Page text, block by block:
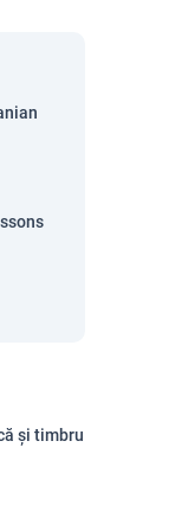
și timbru